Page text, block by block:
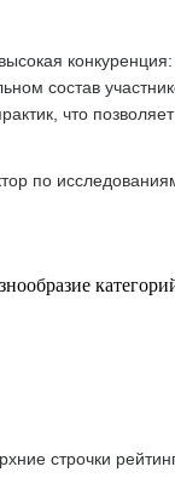
состав
что
по
строчки